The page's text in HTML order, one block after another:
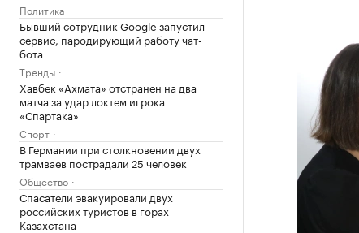
Политика
Бывший сотрудник Google запустил
сервис, пародирующий работу чат-
бота
Тренды
Хавбек «Ахмата» отстранен на два
матча за удар локтем игрока
«Спартака»
Спорт
В Германии при столкновении двух
трамваев пострадали 25 человек
Общество
Спасатели эвакуировали двух
российских туристов в горах
Казахстана